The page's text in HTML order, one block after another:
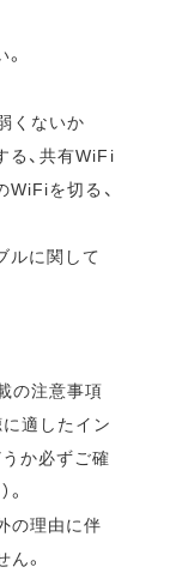
くないか
、共有WiFi
を切る、
ルに関して
の注意事項
適したイン
か必ずご確
）。
の理由に伴
。